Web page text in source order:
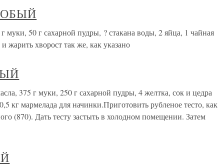
50 г сахарной пудры, ? стакана воды, 2 яйца, 1 чайная
жарить хворост так же, как указано
375 г муки, 250 г сахарной пудры, 4 желтка, сок и цедра
кг мармелада для начинки.Приготовить рубленое тесто, как
(870). Дать тесту застыть в холодном помещении. Затем